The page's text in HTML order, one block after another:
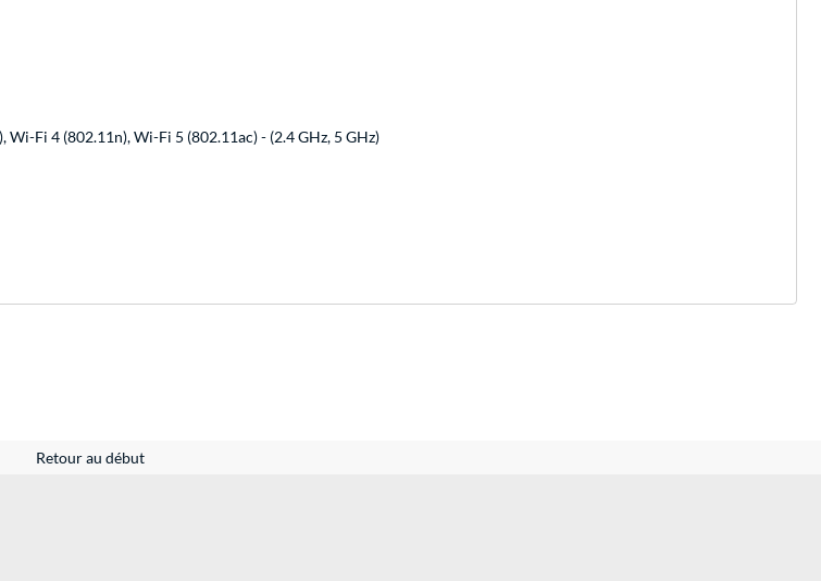
Fi 4 (802.11n), Wi-Fi 5 (802.11ac) - (2.4 GHz, 5 GHz)
Retour au début